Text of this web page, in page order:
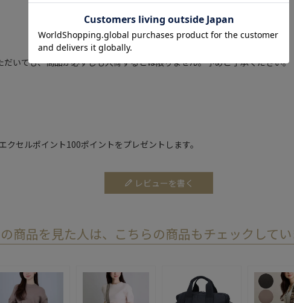
いても、商品が必ずしも入荷するとは限りません。予めご了承ください。
セルポイント100ポイントをプレゼントします。
レビューを書く
商品を見た人は、こちらの商品もチェックしてい